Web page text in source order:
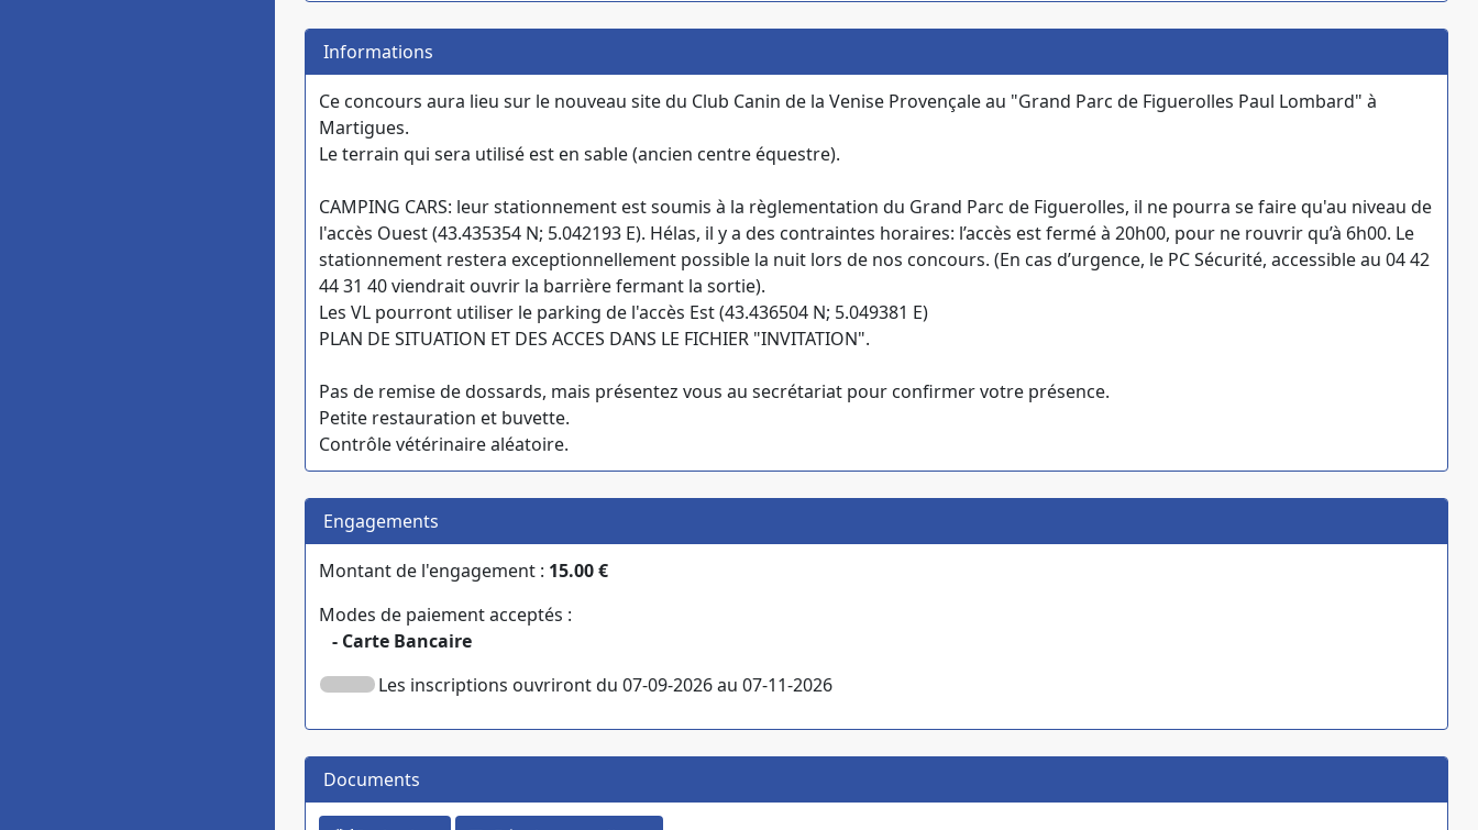
Informations
Ce concours aura lieu sur le nouveau site du Club Canin de la Venise Provençale au "Grand Parc de Figuerolles Paul Lombard" à
Martigues.
Le terrain qui sera utilisé est en sable (ancien centre équestre).
CAMPING CARS: leur stationnement est soumis à la règlementation du Grand Parc de Figuerolles, il ne pourra se faire qu'au niveau de
l'accès Ouest (43.435354 N; 5.042193 E). Hélas, il y a des contraintes horaires: l’accès est fermé à 20h00, pour ne rouvrir qu’à 6h00. Le
stationnement restera exceptionnellement possible la nuit lors de nos concours. (En cas d’urgence, le PC Sécurité, accessible au 04 42
44 31 40 viendrait ouvrir la barrière fermant la sortie).
Les VL pourront utiliser le parking de l'accès Est (43.436504 N; 5.049381 E)
PLAN DE SITUATION ET DES ACCES DANS LE FICHIER "INVITATION".
Pas de remise de dossards, mais présentez vous au secrétariat pour confirmer votre présence.
Petite restauration et buvette.
Contrôle vétérinaire aléatoire.
Engagements
Montant de l'engagement : 15.00 €
Modes de paiement acceptés :
- Carte Bancaire
Les inscriptions ouvriront du 07-09-2026 au 07-11-2026
Documents